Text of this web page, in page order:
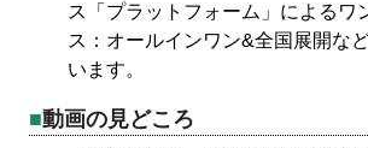
ス「プラットフォーム」によるワ
ス：オールインワン&全国展開な
います。
動画の見どころ